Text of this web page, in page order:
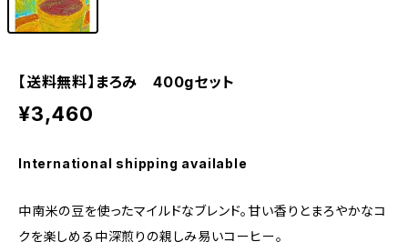
【送料無料】まろみ 400gセット
¥3,460
International shipping available
中南米の豆を使ったマイルドなブレンド。甘い香りとまろやかなコ
クを楽しめる中深煎りの親しみ易いコーヒー。